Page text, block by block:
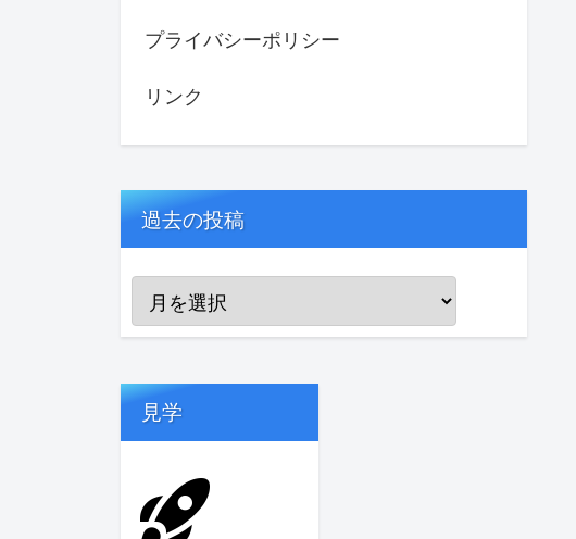
プライバシーポリシー
リンク
過去の投稿
見学